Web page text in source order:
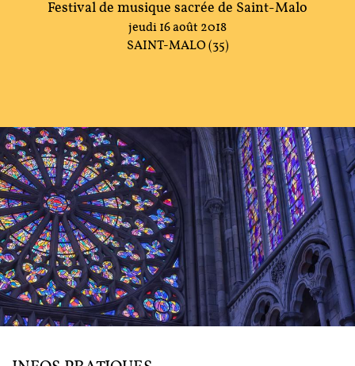
L'ENSEMBLE JACQUES MODERNE
JOËL SUHUBIETTE
AGENDA
PROGRAMMES
MÉDIATION CULTURELLE
DISCOGRAPHIE
Festival de musique sacrée de Saint-Malo
jeudi 16 août 2018
SAINT-MALO (35)